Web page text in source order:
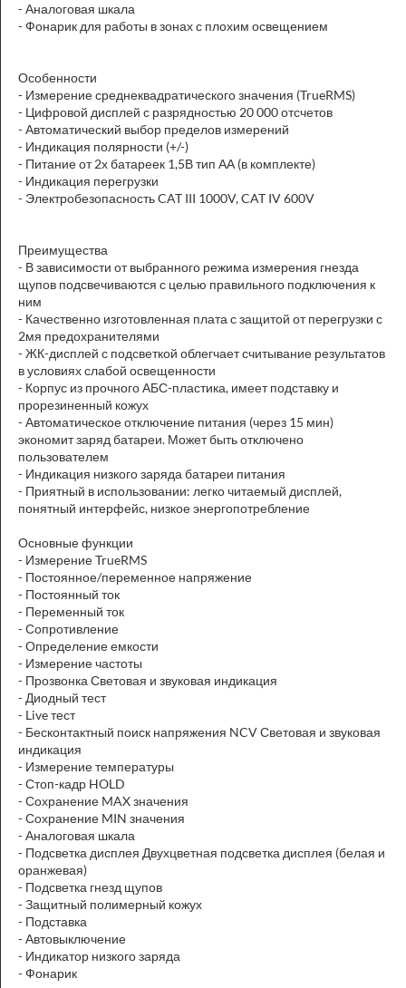
- Аналоговая шкала
- Фонарик для работы в зонах с плохим освещением
Особенности
- Измерение среднеквадратического значения (TrueRMS)
- Цифровой дисплей с разрядностью 20 000 отсчетов
- Автоматический выбор пределов измерений
- Индикация полярности (+/-)
- Питание от 2х батареек 1,5В тип АА (в комплекте)
- Индикация перегрузки
- Электробезопасность CAT III 1000V, CAT IV 600V
Преимущества
- В зависимости от выбранного режима измерения гнезда
щупов подсвечиваются с целью правильного подключения к
ним
- Качественно изготовленная плата с защитой от перегрузки с
2мя предохранителями
- ЖК-дисплей с подсветкой облегчает считывание результатов
в условиях слабой освещенности
- Корпус из прочного АБС-пластика, имеет подставку и
прорезиненный кожух
- Автоматическое отключение питания (через 15 мин)
экономит заряд батареи. Может быть отключено
пользователем
- Индикация низкого заряда батареи питания
- Приятный в использовании: легко читаемый дисплей,
понятный интерфейс, низкое энергопотребление
Основные функции
- Измерение TrueRMS
- Постоянное/переменное напряжение
- Постоянный ток
- Переменный ток
- Сопротивление
- Определение емкости
- Измерение частоты
- Прозвонка Световая и звуковая индикация
- Диодный тест
- Live тест
- Бесконтактный поиск напряжения NCV Световая и звуковая
индикация
- Измерение температуры
- Стоп-кадр HOLD
- Сохранение MAX значения
- Сохранение MIN значения
- Аналоговая шкала
- Подсветка дисплея Двухцветная подсветка дисплея (белая и
оранжевая)
- Подсветка гнезд щупов
- Защитный полимерный кожух
- Подставка
- Автовыключение
- Индикатор низкого заряда
- Фонарик